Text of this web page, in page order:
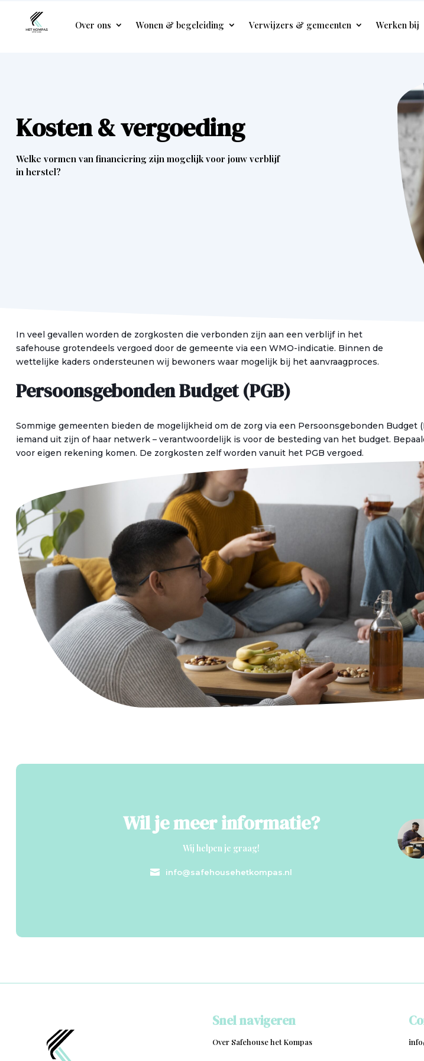
Over ons Wonen & begeleiding Verwijzers & gemeenten Werken bij
Kosten & vergoeding
Welke vormen van financiering zijn mogelijk voor jouw verblijf
in herstel?
In veel gevallen worden de zorgkosten die verbonden zijn aan een verblijf in het
safehouse grotendeels vergoed door de gemeente via een WMO-indicatie. Binnen de
wettelijke kaders ondersteunen wij bewoners waar mogelijk bij het aanvraagproces.
Persoonsgebonden Budget (PGB)
Sommige gemeenten bieden de mogelijkheid om de zorg via een Persoonsgebonden
iemand uit zijn of haar netwerk – verantwoordelijk is voor de besteding van het budget.
voor eigen rekening komen. De zorgkosten zelf worden vanuit het PGB vergoed.
Wil je meer informatie?
Wij helpen je graag!
 info@safehousehetkompas.nl
Snel navigeren
Over Safehouse het Kompas